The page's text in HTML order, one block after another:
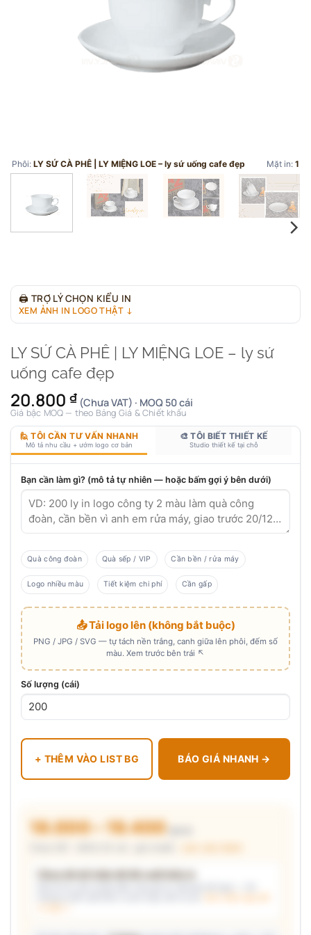
Phôi: LY SỨ CÀ PHÊ | LY MIỆNG LOE – ly sứ uống cafe đẹp Mặt in: 1
🖨 TRỢ LÝ CHỌN KIỂU IN
XEM ẢNH IN LOGO THẬT ↓
LY SỨ CÀ PHÊ | LY MIỆNG LOE – ly sứ
uống cafe đẹp
20.800 ₫ (Chưa VAT) · MOQ 50 cái
Giá bậc MOQ — theo Bảng Giá & Chiết khấu
🙋 TÔI CẦN TƯ VẤN NHANH
Mô tả nhu cầu + ướm logo cơ bản
🎨 TÔI BIẾT THIẾT KẾ
Studio thiết kế tại chỗ
Bạn cần làm gì? (mô tả tự nhiên — hoặc bấm gợi ý bên dưới)
Quà công đoàn Quà sếp / VIP Cần bền / rửa máy
Logo nhiều màu Tiết kiệm chi phí Cần gấp
📤 Tải logo lên (không bắt buộc)
PNG / JPG / SVG — tự tách nền trắng, canh giữa lên phôi, đếm số
màu. Xem trước bên trái ↖
Số lượng (cái)
+ THÊM VÀO LIST BG BÁO GIÁ NHANH →
18.000 – 19.400